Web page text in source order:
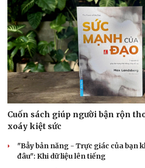
Cuốn sách giúp người bận rộn
xoáy kiệt sức
"Bẫy bản năng - Trực giác của bạn
đâu": Khi dữ liệu lên tiếng